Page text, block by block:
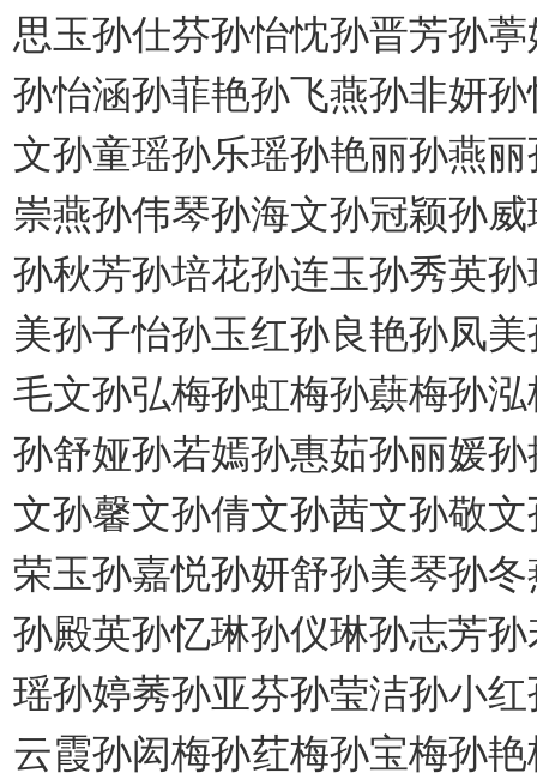
思玉孙仕芬孙怡忱孙晋芳孙
孙怡涵孙菲艳孙飞燕孙非妍
文孙童瑶孙乐瑶孙艳丽孙燕
崇燕孙伟琴孙海文孙冠颖孙
孙秋芳孙培花孙连玉孙秀英
美孙子怡孙玉红孙良艳孙凤
毛文孙弘梅孙虹梅孙蕻梅孙
孙舒娅孙若嫣孙惠茹孙丽媛
文孙馨文孙倩文孙茜文孙敬
荣玉孙嘉悦孙妍舒孙美琴孙
孙殿英孙忆琳孙仪琳孙志芳
瑶孙婷莠孙亚芬孙莹洁孙小
云霞孙闳梅孙荭梅孙宝梅孙